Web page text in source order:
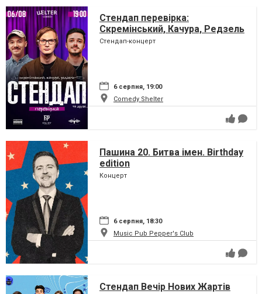
Стендап перевірка:
Скремінський, Качура, Редзель
Стендап-концерт
6 серпня, 19:00
Comedy Shelter
Пашина 20. Битва імен. Birthday
edition
Концерт
6 серпня, 18:30
Music Pub Pepper's Club
Стендап Вечір Нових Жартів